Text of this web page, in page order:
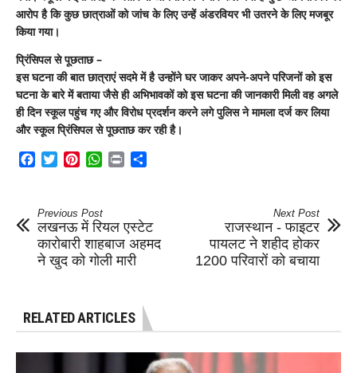
आरोप है कि कुछ छात्राओं को जांच के लिए उन्हें अंडरवियर भी उतरने के लिए मजबूर
किया गया।
प्रिंसिपल से पूछताछ –
इस घटना की बात छात्राएं सदमे में है उन्होंने घर जाकर अपने-अपने परिजनों को इस
घटना के बारे में बताया जैसे ही अभिभावकों को इस घटना की जानकारी मिली वह अगले
ही दिन स्कूल पहुंच गए और विरोध प्रदर्शन करने लगे पुलिस ने मामला दर्ज कर लिया
और स्कूल प्रिंसिपल से पूछताछ कर रही है।
Facebook
TwitterPinterestWhatsApp
Print
Previous Post
लखनऊ में रियल एस्टेट
कारोबारी शाहबाज अहमद
ने खुद को गोली मारी
Next Post
राजस्थान - फाइटर
पायलट ने शहीद होकर
1200 परिवारों को बचाया
RELATED ARTICLES